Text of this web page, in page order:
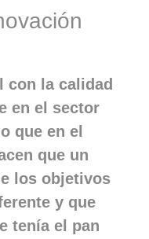
con la calidad
en el sector
que en el
que un
los objetivos
y que
tenía el pan